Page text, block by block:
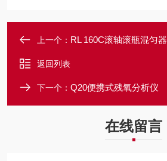
上一个： RL 160C滚轴滚瓶混匀器
返回列表
下一个： Q20便携式残氧分析仪
在线留言